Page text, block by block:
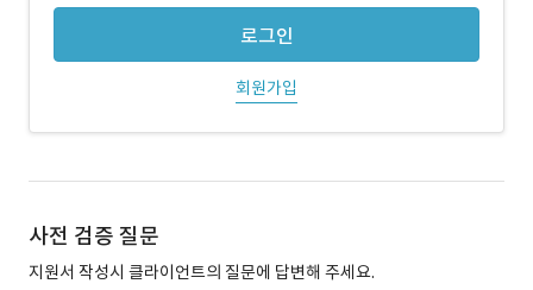
로그인
회원가입
사전 검증 질문
지원서 작성시 클라이언트의 질문에 답변해 주세요.